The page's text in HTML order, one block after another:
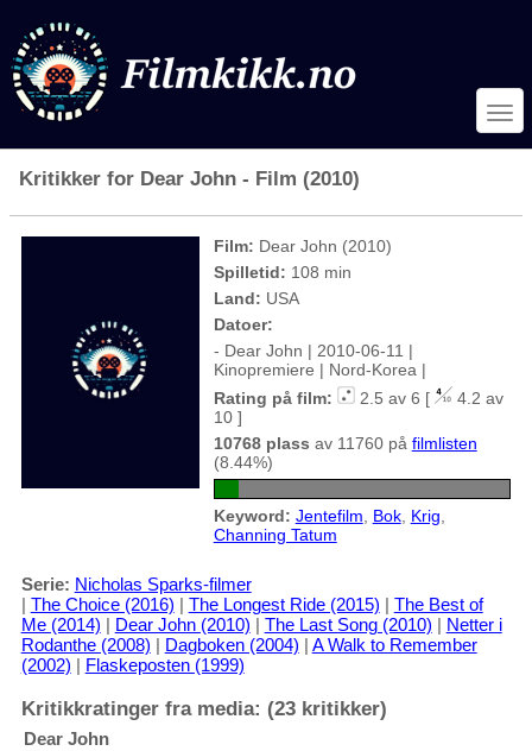
Kritikker for Dear John - Film (2010)
Film: Dear John (2010)
Spilletid: 108 min
Land: USA
Datoer:
- Dear John | 2010-06-11 |
Kinopremiere | Nord-Korea |
Rating på film:
2.5 av 6 [
4.2 av
10 ]
10768 plass av 11760 på filmlisten
(8.44%)
Keyword: Jentefilm Bok, Krig
Channing Tatum
Serie: Nicholas Sparks-filmer
| The Choice (2016) | The Longest Ride (2015) | The Best of
Me (2014) | Dear John (2010) | The Last Song (2010) | Netter i
Rodanthe (2008) | Dagboken (2004) | A Walk to Remember
(2002) | Flaskeposten (1999)
Kritikkratinger fra media: (23 kritikker)
Dear John